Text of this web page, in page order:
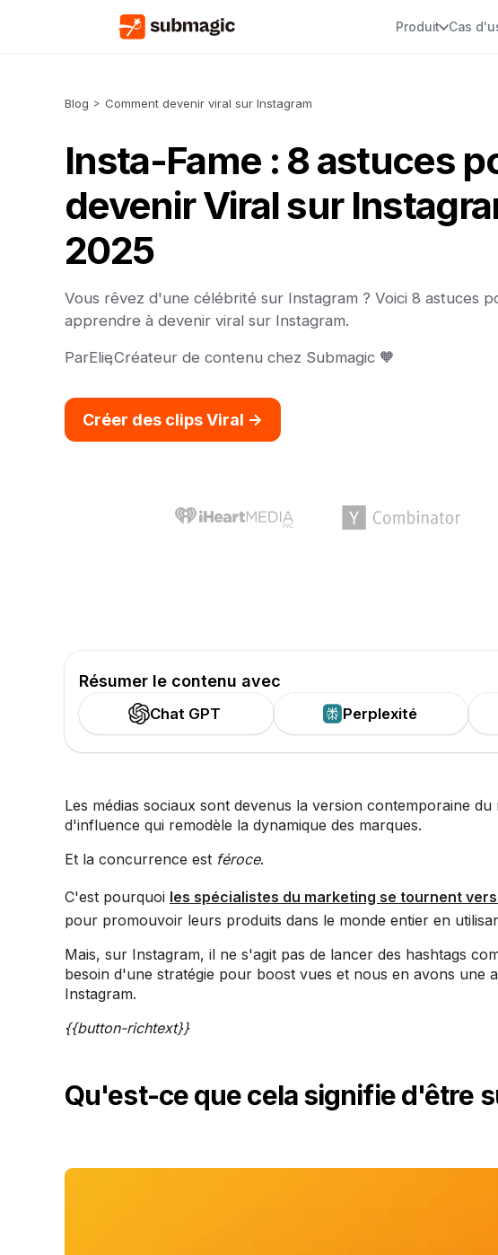
Produit Cas
Blog > Comment devenir viral sur Instagram
Insta-Fame : 8 astuces
devenir Viral sur
2025
Vous rêvez d'une célébrité sur Instagram ? Voici 8 astuces
apprendre à devenir viral sur Instagram.
ParElie,Créateur de contenu chez Submagic 🧡
Créer des clips Viral ->
Résumer le contenu avec
Chat GPT Perplexité
Les médias sociaux sont devenus la version contemporaine
d'influence qui remodèle la dynamique des marques.
Et la concurrence est féroce.
C'est pourquoi les spécialistes du marketing se tournent
pour promouvoir leurs produits dans le monde entier en
Mais, sur Instagram, il ne s'agit pas de lancer des hashtags
besoin d'une stratégie pour boost vues et nous en avons
Instagram.
{{button-richtext}}‍
Qu'est-ce que cela signifie d'être